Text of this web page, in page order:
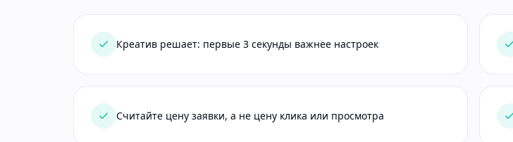
Креатив решает: первые 3 секунды важнее настроек
Считайте цену заявки, а не цену клика или просмотра